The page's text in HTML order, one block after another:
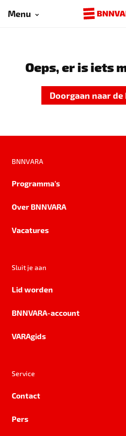
Menu
Oeps, er is iets
Doorgaan naar de
BNNVARA
Programma's
Over BNNVARA
Vacatures
Sluit je aan
Lid worden
BNNVARA-account
VARAgids
Service
Contact
Pers